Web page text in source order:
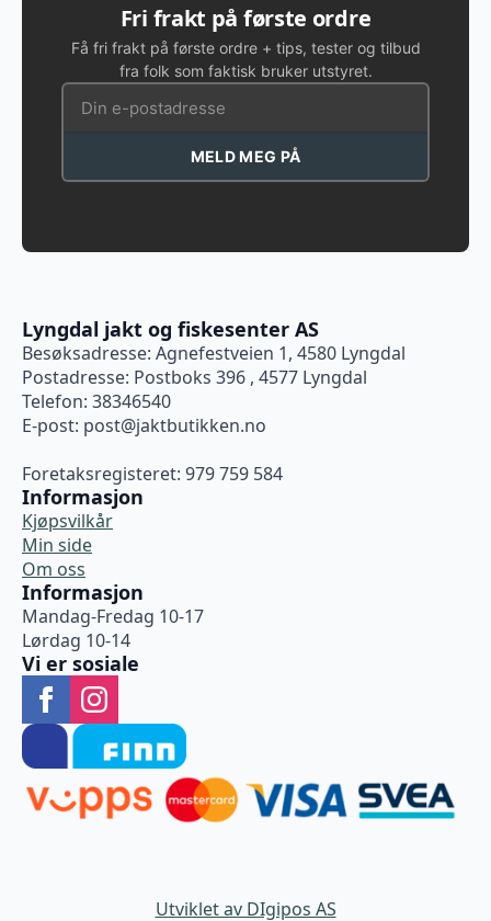
Fri frakt på første ordre
Få fri frakt på første ordre + tips, tester og tilbud
fra folk som faktisk bruker utstyret.
MELD MEG PÅ
Lyngdal jakt og fiskesenter AS
Besøksadresse: Agnefestveien 1, 4580 Lyngdal
Postadresse: Postboks 396 , 4577 Lyngdal
Telefon: 38346540
E-post: post@jaktbutikken.no
Foretaksregisteret: 979 759 584
Informasjon
Kjøpsvilkår
Min side
Om oss
Informasjon
Mandag-Fredag 10-17
Lørdag 10-14
Vi er sosiale
Utviklet av DIgipos AS